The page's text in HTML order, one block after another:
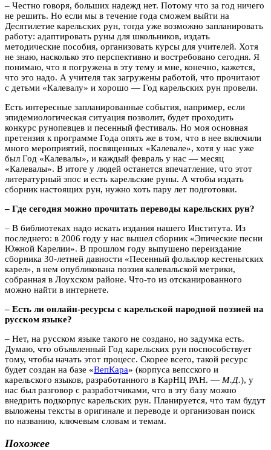
– Честно говоря, больших надежд нет. Потому что за год ничего
не решить. Но если мы в течение года сможем выйти на
Десятилетие карельских рун, тогда уже возможно запланировать
работу: адаптировать руны для школьников, издать
методические пособия, организовать курсы для учителей. Хотя
не знаю, насколько это перспективно и востребовано сегодня. Я
понимаю, что я погружена в эту тему и мне, конечно, кажется,
что это надо. А учителя так загружены работой, что прочитают
с детьми «Калевалу» и хорошо — Год карельских рун провели.
Есть интересные запланированные события, например, если
эпидемиологическая ситуация позволит, будет проходить
конкурс рунопевцев и песенный фестиваль. Но моя основная
претензия к программе Года опять же в том, что в нее включили
много мероприятий, посвященных «Калевале», хотя у нас уже
был Год «Калевалы», и каждый февраль у нас — месяц
«Калевалы». В итоге у людей останется впечатление, что этот
литературный эпос и есть карельские руны. А чтобы издать
сборник настоящих рун, нужно хоть пару лет подготовки.
– Где сегодня можно прочитать переводы карельских рун?
– В библиотеках надо искать издания нашего Института. Из
последнего: в 2006 году у нас вышел сборник «Эпические песни
Южной Карелии». В прошлом году выпушено переиздание
сборника 30-летней давности «Песенный фольклор кестеньгских
карел», в нем опубликована поэзия калевальской метрики,
собранная в Лоухском районе. Что-то из отсканированного
можно найти в интернете.
– Есть ли онлайн-ресурсы с карельской народной поэзией на
русском языке?
– Нет, на русском языке такого не создано, но задумка есть.
Думаю, что объявленный Год карельских рун поспособствует
тому, чтобы начать этот процесс. Скорее всего, такой ресурс
будет создан на базе «ВепКара» (корпуса вепсского и
карельского языков, разработанного в КарНЦ РАН. — М.Д.), у
нас был разговор с разработчиками, что в эту базу можно
внедрить подкорпус карельских рун. Планируется, что там будут
выложены тексты в оригинале и переводе и организован поиск
по названию, ключевым словам и темам.
Похожее